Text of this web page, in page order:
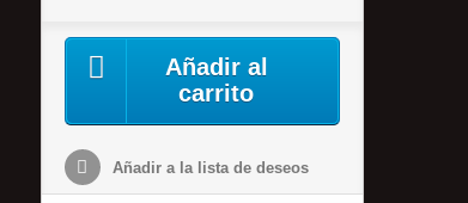
Añadir al
carrito
Añadir a la lista de deseos